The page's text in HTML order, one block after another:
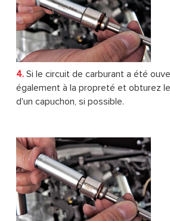
4.Si le circuit de carburant a été
également à la propreté et obturez
d'un capuchon, si possible.